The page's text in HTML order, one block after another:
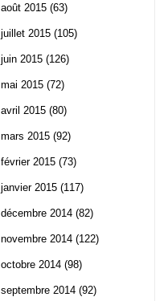
août 2015 (63)
juillet 2015 (105)
juin 2015 (126)
mai 2015 (72)
avril 2015 (80)
mars 2015 (92)
février 2015 (73)
janvier 2015 (117)
décembre 2014 (82)
novembre 2014 (122)
octobre 2014 (98)
septembre 2014 (92)